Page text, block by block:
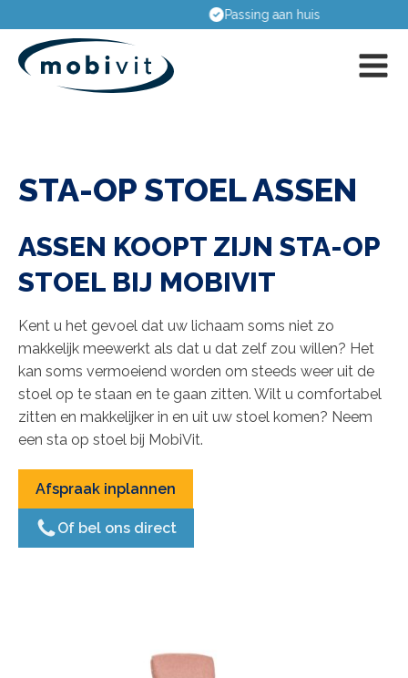
Passing aan huis
STA-OP STOEL ASSEN
ASSEN KOOPT ZIJN STA-OP
STOEL BIJ MOBIVIT
Kent u het gevoel dat uw lichaam soms niet zo
makkelijk meewerkt als dat u dat zelf zou willen? Het
kan soms vermoeiend worden om steeds weer uit de
stoel op te staan en te gaan zitten. Wilt u comfortabel
zitten en makkelijker in en uit uw stoel komen? Neem
een sta op stoel bij MobiVit.
Afspraak inplannen
Of bel ons direct